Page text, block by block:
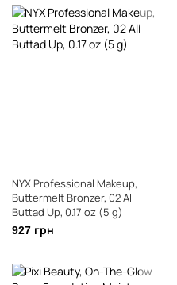
NYX Professional Makeup,
Buttermelt Bronzer, 02 All
Buttad Up, 0.17 oz (5 g)
927 грн